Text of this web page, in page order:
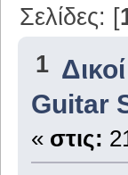
Σελίδες: [
1
Guitar
« στις: